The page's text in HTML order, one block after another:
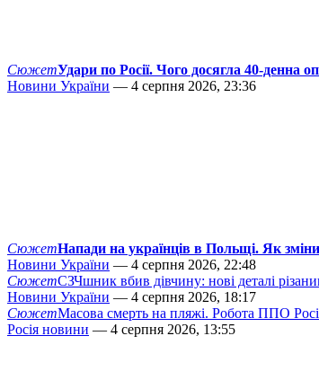
СюжетУдари по Росії. Чого досягла 40-денна
Новини України — 4 серпня 2026, 23:36
СюжетНапади на українців в Польщі. Як
Новини України — 4 серпня 2026, 22:48
СюжетСЗЧшник вбив дівчину: нові деталі
Новини України — 4 серпня 2026, 18:17
СюжетМасова смерть на пляжі. Робота ППО
Росія новини — 4 серпня 2026, 13:55